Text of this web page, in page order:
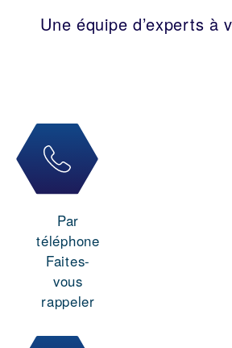
Une équipe d’experts à
Par
téléphone
Faites-
vous
rappeler